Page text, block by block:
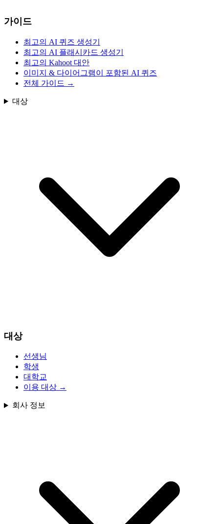
가이드
최고의 AI 퀴즈 생성기
최고의 AI 플래시카드 생성기
최고의 Kahoot 대안
이미지 & 다이어그램이 포함된 AI 퀴즈
전체 가이드 →
대상
대상
선생님
학생
대학교
이용 대상 →
회사 정보